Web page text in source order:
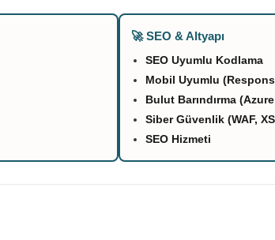
🚀 SEO & Altyapı
SEO Uyumlu Kodlama
Mobil Uyumlu
Bulut Barındırma
Siber Güvenlik (WAF,
SEO Hizmeti